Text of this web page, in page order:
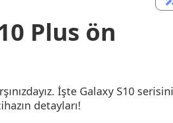
Plus ön
İşte Galaxy S10
detayları!